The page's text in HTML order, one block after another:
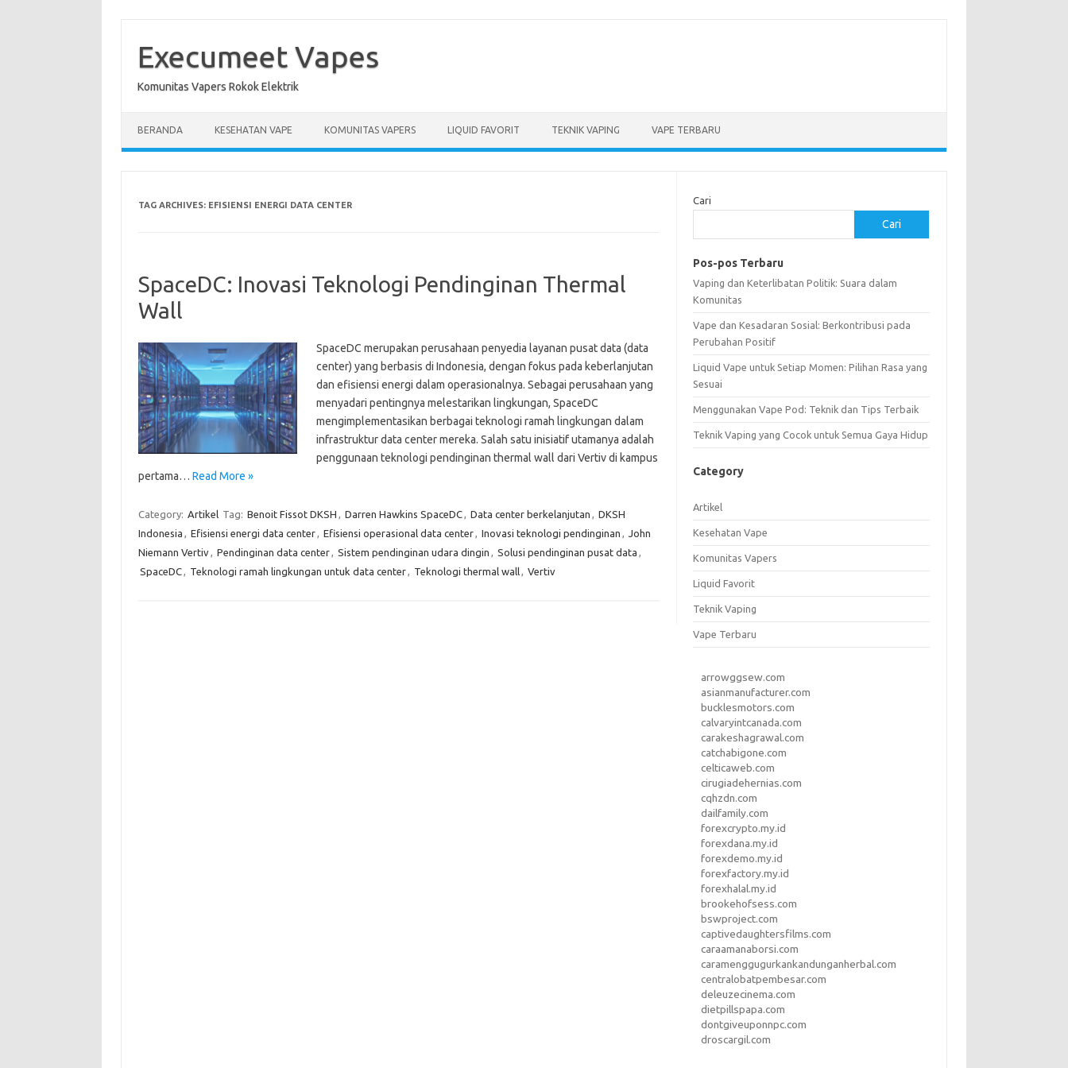
contentExecumeet Vapes
Komunitas Vapers Rokok Elektrik
BERANDA KESEHATAN VAPE KOMUNITAS VAPERS LIQUID FAVORIT TEKNIK VAPING VAPE TERBARU
TAG ARCHIVES: EFISIENSI ENERGI DATA CENTER
SpaceDC: Inovasi Teknologi Pendinginan Thermal
Wall
SpaceDC merupakan perusahaan penyedia layanan pusat data (data
center) yang berbasis di Indonesia, dengan fokus pada keberlanjutan
dan efisiensi energi dalam operasionalnya. Sebagai perusahaan yang
menyadari pentingnya melestarikan lingkungan, SpaceDC
mengimplementasikan berbagai teknologi ramah lingkungan dalam
infrastruktur data center mereka. Salah satu inisiatif utamanya adalah
penggunaan teknologi pendinginan thermal wall dari Vertiv di kampus
pertama… Read More »
Category: Artikel Tag: Benoit Fissot DKSH , Darren Hawkins SpaceDC, Data center berkelanjutan , DKSH
Indonesia , Efisiensi energi data center, Efisiensi operasional data center, Inovasi teknologi pendinginan , John
Niemann Vertiv, Pendinginan data center, Sistem pendinginan udara dingin , Solusi pendinginan pusat data ,
SpaceDC, Teknologi ramah lingkungan untuk data center, Teknologi thermal wall, Vertiv
Cari
Cari
Pos-pos Terbaru
Vaping dan Keterlibatan Politik: Suara dalam
Komunitas
Vape dan Kesadaran Sosial: Berkontribusi pada
Perubahan Positif
Liquid Vape untuk Setiap Momen: Pilihan Rasa yang
Sesuai
Menggunakan Vape Pod: Teknik dan Tips Terbaik
Teknik Vaping yang Cocok untuk Semua Gaya Hidup
Category
Artikel
Kesehatan Vape
Komunitas Vapers
Liquid Favorit
Teknik Vaping
Vape Terbaru
arrowggsew.com
asianmanufacturer.com
bucklesmotors.com
calvaryintcanada.com
carakeshagrawal.com
catchabigone.com
celticaweb.com
cirugiadehernias.com
cqhzdn.com
dailfamily.com
forexcrypto.my.id
forexdana.my.id
forexdemo.my.id
forexfactory.my.id
forexhalal.my.id
brookehofsess.com
bswproject.com
captivedaughtersfilms.com
caraamanaborsi.com
caramenggugurkankandunganherbal.com
centralobatpembesar.com
deleuzecinema.com
dietpillspapa.com
dontgiveuponnpc.com
droscargil.com